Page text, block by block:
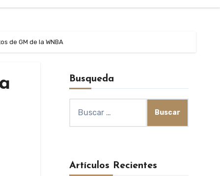
de GM de la WNBA
Busqueda
Artículos Recientes